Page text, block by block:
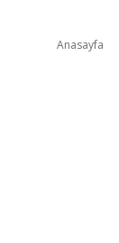
Anasayfa